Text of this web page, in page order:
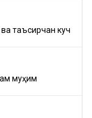
таъсирчан куч
муҳим